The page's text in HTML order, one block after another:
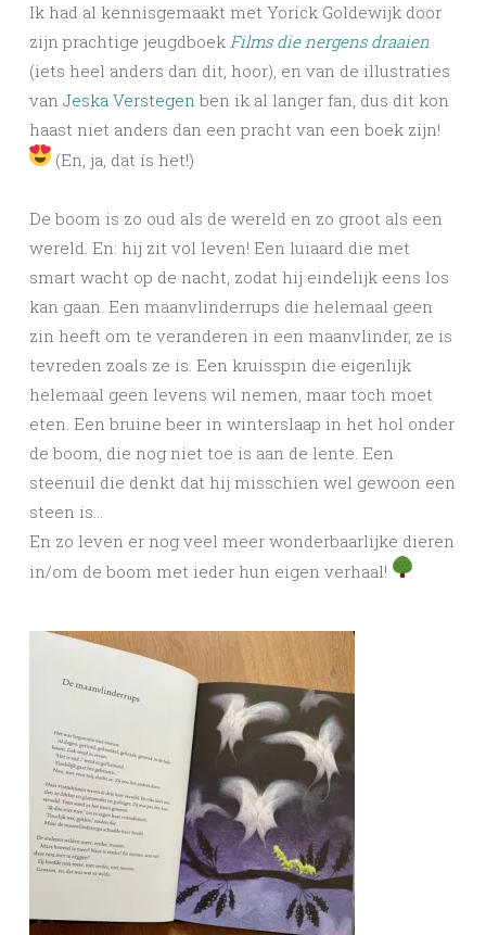
Ik had al kennisgemaakt met Yorick Goldewijk door
zijn prachtige jeugdboek Films die nergens draaien
(iets heel anders dan dit, hoor), en van de illustraties
van Jeska Verstegen ben ik al langer fan, dus dit kon
haast niet anders dan een pracht van een boek zijn!
(En, ja, dat ís het!)
De boom is zo oud als de wereld en zo groot als een
wereld. En: hij zit vol leven! Een luiaard die met
smart wacht op de nacht, zodat hij eindelijk eens los
kan gaan. Een maanvlinderrups die helemaal geen
zin heeft om te veranderen in een maanvlinder, ze is
tevreden zoals ze is. Een kruisspin die eigenlijk
helemaal geen levens wil nemen, maar toch moet
eten. Een bruine beer in winterslaap in het hol onder
de boom, die nog niet toe is aan de lente. Een
steenuil die denkt dat hij misschien wel gewoon een
steen is…
En zo leven er nog veel meer wonderbaarlijke dieren
in/om de boom met ieder hun eigen verhaal!